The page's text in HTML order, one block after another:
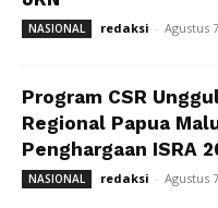
NASIONAL redaksi - Agustus
Program CSR
Regional Papua
Penghargaan ISRA
NASIONAL redaksi - Agustus